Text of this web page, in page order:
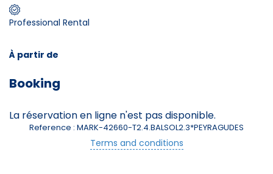
Etudiants - +
Professional Rental
À partir de
Booking
La réservation en ligne n'est pas disponible.
Reference : MARK-42660-T2.4.BALSOL2.3*PEYRAGUDES
Terms and conditions